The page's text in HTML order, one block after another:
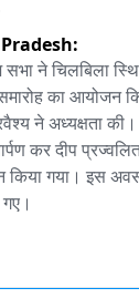
ने चिलबिला
का आयोजन
ने अध्यक्षता
कर दीप
किया गया। इस